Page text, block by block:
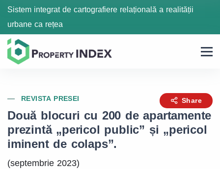
Sistem integrat de cartografiere relațională a realității
urbane ca rețea
REVISTA PRESEI Share
Două blocuri cu 200 de apartamente
prezintă „pericol public” și „pericol
iminent de colaps”.
(septembrie 2023)